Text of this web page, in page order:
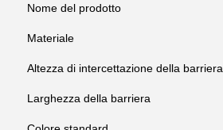
Nome del prodotto
Materiale
Altezza di intercettazione della barriera
Larghezza della barriera